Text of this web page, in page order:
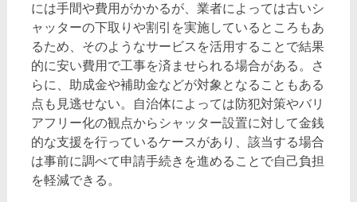
には手間や費用がかかるが、業者によっては古いシ
ャッターの下取りや割引を実施しているところもあ
るため、そのようなサービスを活用することで結果
的に安い費用で工事を済ませられる場合がある。さ
らに、助成金や補助金などが対象となることもある
点も見逃せない。自治体によっては防犯対策やバリ
アフリー化の観点からシャッター設置に対して金銭
的な支援を行っているケースがあり、該当する場合
は事前に調べて申請手続きを進めることで自己負担
を軽減できる。